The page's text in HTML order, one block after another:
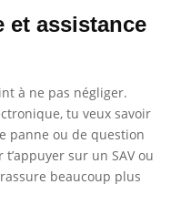
et assistance
à ne pas négliger.
tu veux savoir
panne ou de question
sur un SAV ou
beaucoup plus